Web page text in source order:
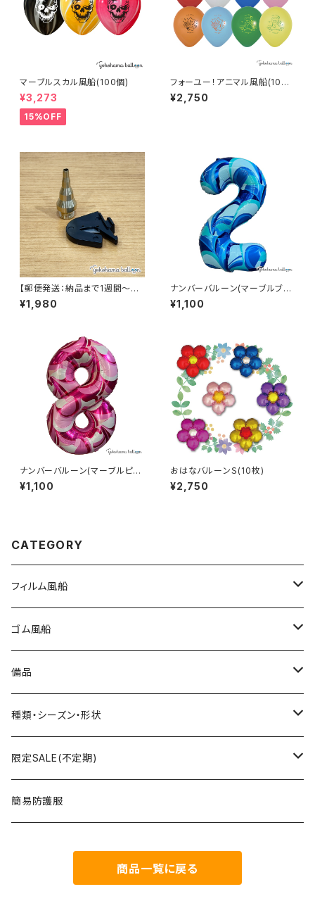
マーブルスカル風船(100個)
¥3,273
15%OFF
フォーユー！アニマル風船(100
個)
¥2,750
【郵便発送：納品まで1週間～必
要です】シングルキューブ『SING
LE CUBE』用エアノズル・バルー
¥1,980
ナンバーバルーン(マーブルブル
ー)
¥1,100
ナンバーバルーン(マーブルピン
ク)
¥1,100
おはなバルーンＳ(10枚)
¥2,750
CATEGORY
フィルム風船
大きな風船
組立3Dバルーン
文字数字バルーン
おはなバルーン
ODDバルーン
キャンバスバルーン
ゴム風船
プリント有り
プリント無し
セット・キット商品
備品
備品
スティック
ポンプ
クリップ
種類・シーズン・形状
おえかき
どうぶつ
限定SALE(不定期)
フィルム風船
簡易防護服
商品一覧に戻る